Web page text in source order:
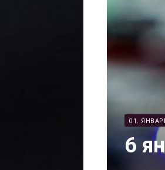
01.
6